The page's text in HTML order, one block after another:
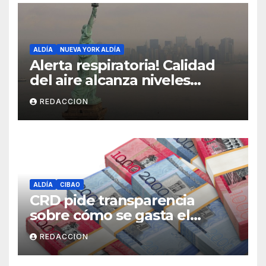
ALDÍA NUEVA YORK ALDÍA
Alerta respiratoria! Calidad
del aire alcanza niveles
peligrosos en NYC
REDACCION
ALDÍA CIBAO
CRD pide transparencia
sobre cómo se gasta el
dinero del Seguro Familiar de
Salud
REDACCION